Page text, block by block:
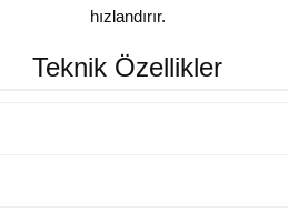
hızlandırır.
Teknik Özellikler